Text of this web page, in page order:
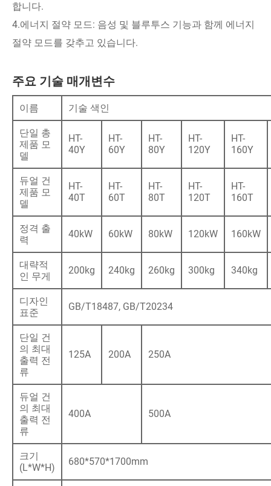
합니다.
4.에너지 절약 모드: 음성 및 블루투스 기능과 함께 에너지
절약 모드를 갖추고 있습니다.
주요 기술 매개변수
이름 기술 색인
단일 총
제품 모
델
HT-
40Y
HT-
60Y
HT-
80Y
HT-
120Y
HT-
160Y
듀얼 건
제품 모
델
HT-
40T
HT-
60T
HT-
80T
HT-
120T
HT-
160T
정격 출
력
40kW 60kW 80kW 120kW 160kW
대략적
인 무게
200kg 240kg 260kg 300kg 340kg
디자인
표준
GB/T18487, GB/T20234
단일 건
의 최대
출력 전
류
125A 200A 250A
듀얼 건
의 최대
출력 전
류
400A 500A
크기
(L*W*H)
680*570*1700mm